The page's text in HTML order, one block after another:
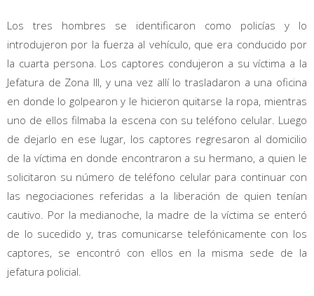
Los tres hombres se identificaron como policías y lo
introdujeron por la fuerza al vehículo, que era conducido por
la cuarta persona. Los captores condujeron a su víctima a la
Jefatura de Zona III, y una vez allí lo trasladaron a una oficina
en donde lo golpearon y le hicieron quitarse la ropa, mientras
uno de ellos filmaba la escena con su teléfono celular. Luego
de dejarlo en ese lugar, los captores regresaron al domicilio
de la víctima en donde encontraron a su hermano, a quien le
solicitaron su número de teléfono celular para continuar con
las negociaciones referidas a la liberación de quien tenían
cautivo. Por la medianoche, la madre de la víctima se enteró
de lo sucedido y, tras comunicarse telefónicamente con los
captores, se encontró con ellos en la misma sede de la
jefatura policial.